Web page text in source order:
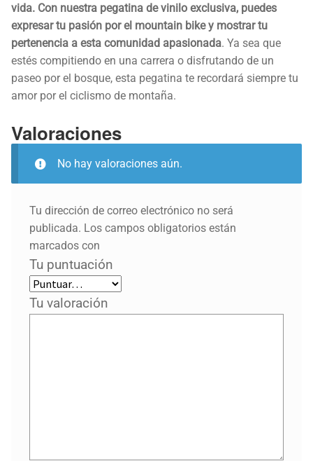
vida. Con nuestra pegatina de vinilo exclusiva, puedes
expresar tu pasión por el mountain bike y mostrar tu
pertenencia a esta comunidad apasionada. Ya sea que
estés compitiendo en una carrera o disfrutando de un
paseo por el bosque, esta pegatina te recordará siempre tu
amor por el ciclismo de montaña.
Valoraciones
No hay valoraciones aún.
Tu dirección de correo electrónico no será
publicada. Los campos obligatorios están
marcados con
Tu puntuación
Tu valoración